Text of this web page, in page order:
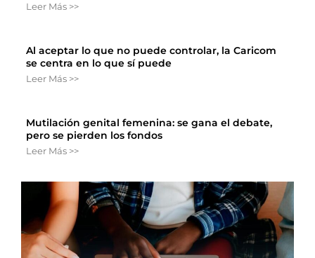
Leer Más >>
Al aceptar lo que no puede controlar, la Caricom
se centra en lo que sí puede
Leer Más >>
Mutilación genital femenina: se gana el debate,
pero se pierden los fondos
Leer Más >>